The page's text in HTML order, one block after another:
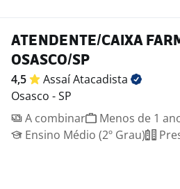
ATENDENTE/CAIXA
OSASCO/SP
4,5 AssaíAtacadista
Osasco - SP
A combinar
Menos de 1
Ensino Médio (2º Grau)